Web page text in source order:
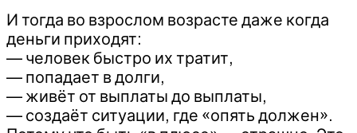
И тогда во взрослом возрасте даже когда
деньги приходят:
— человек быстро их тратит,
— попадает в долги,
— живёт от выплаты до выплаты,
— создаёт ситуации, где «опять должен».